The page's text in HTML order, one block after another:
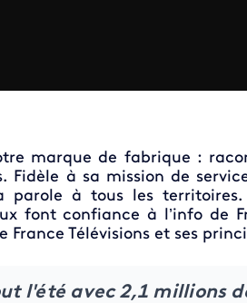
marque de fabrique :
Fidèle à sa mission de
parole à tous les
font confiance à l’info de
France Télévisions et ses
l'été avec 2,1 millions